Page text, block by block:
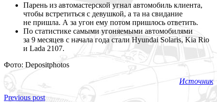
Парень из автомастерской угнал автомобиль клиента,
чтобы встретиться с девушкой, а та на свидание
не пришла. А за угон ему потом пришлось ответить.
По статистике самыми угоняемыми автомобилями
за 9 месяцев с начала года стали Hyundai Solaris, Kia Rio
и Lada 2107.
Фото: Depositphotos
Источник
Previous post